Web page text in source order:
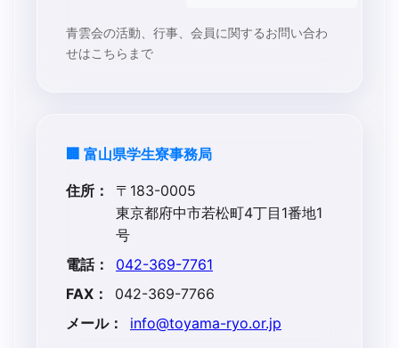
青雲会の活動、行事、会員に関するお問い合わ
せはこちらまで
🏢 富山県学生寮事務局
住所：
〒183-0005
東京都府中市若松町4丁目1番地1
号
電話：
042-369-7761
FAX：
042-369-7766
メール：
info@toyama-ryo.or.jp